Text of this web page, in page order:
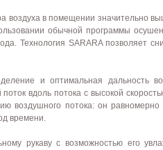
воздуха в помещении значительно
обычной программы
Технология SARARA позволяет
и оптимальная дальность
вдоль потока с высокой
воздушного потока: он равномерно
времени.
рукаву с возможностью его